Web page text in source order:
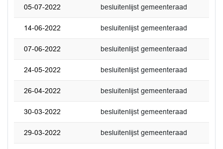
05-07-2022 besluitenlijst gemeenteraad
14-06-2022 besluitenlijst gemeenteraad
07-06-2022 besluitenlijst gemeenteraad
24-05-2022 besluitenlijst gemeenteraad
26-04-2022 besluitenlijst gemeenteraad
30-03-2022 besluitenlijst gemeenteraad
29-03-2022 besluitenlijst gemeenteraad